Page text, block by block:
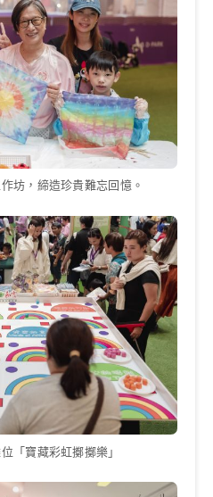
坊，締造珍貴難忘回憶。
「寶藏彩虹擲擲樂」